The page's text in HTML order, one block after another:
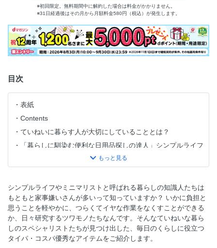
※初回限定。無料期間中に解約した場合は料金がかかりません。
※31日経過後はその月から月額料金580円（税込）が発生します。
目次
表紙
Contents
ていねいに暮らす人が大切にしていることとは？
「暮らしに馴染む便利な日用品探しの達人」シンプルライフ
研究家マキさんのモノ選びの極意
目に入る雑音を消す。心地よく暮らすためのアイテム
編集部がＳＮＳで見つけた毎日を豊かに彩るていねいな暮ら
しの知恵
有川真由美さん流 暮らしが豊かになる愛用品
小暮涼子さんに聞く 軽やかな暮らしを叶える日用品
初心者でも安心！ お部屋にナチュラルなムードを ていね
いな暮らしに馴染むグリーン
シンプルライフやミニマリストと呼ばれる暮らしの知識人たちは
もともと家事嫌いさんが多いって知っていますか？ いかに負担と
思うことを軽やかに、つらくてイヤな作業をなくすことができる
か、日々研究するツワモノたちなんです。そんなていねいな暮ら
しのスペシャリストたちが見つけ出した、毎日のくらしに役立つ
タイパ・コスパ優秀なアイテムをご紹介します。